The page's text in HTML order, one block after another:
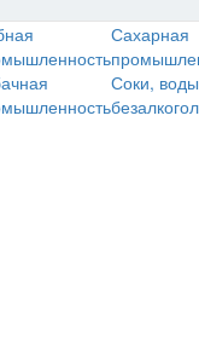
Сахарная
Соки,